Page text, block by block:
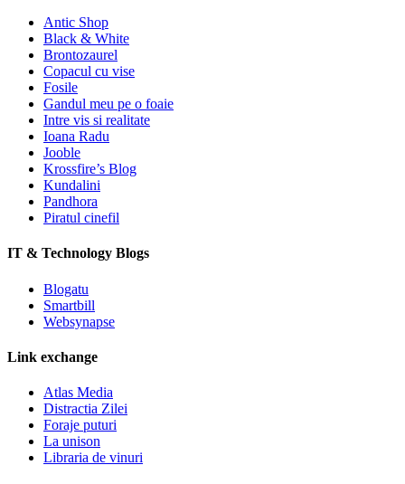
Antic Shop
Black & White
Brontozaurel
Copacul cu vise
Fosile
Gandul meu pe o foaie
Intre vis si realitate
Ioana Radu
Jooble
Krossfire’s Blog
Kundalini
Pandhora
Piratul cinefil
IT & Technology Blogs
Blogatu
Smartbill
Websynapse
Link exchange
Atlas Media
Distractia Zilei
Foraje puturi
La unison
Libraria de vinuri